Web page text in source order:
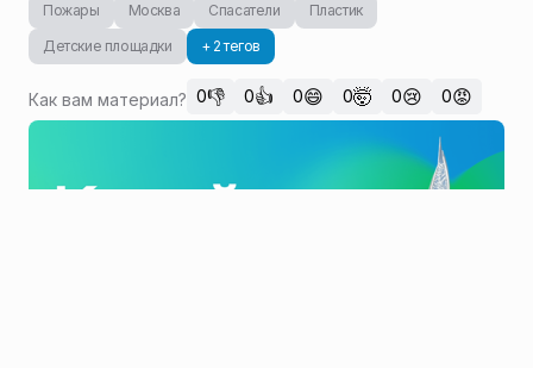
Пожары Москва Спасатели
Пластик
Детские площадки
+ 2 тегов
Как вам материал? 0👎 0👍 0😄 0🤯 0😢 0😡